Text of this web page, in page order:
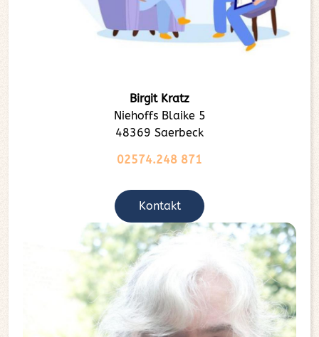
Birgit Kratz
Niehoffs Blaike 5
48369 Saerbeck
02574.248 871
Kontakt